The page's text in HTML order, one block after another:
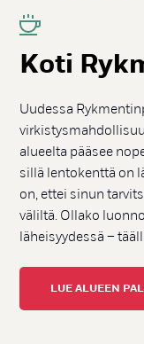
Ko­ti
Uudessa
alueelta pääsee
sillä lentokenttä on
on, ettei sinun
väliltä. Ollako
läheisyydessä –
LUE ALUEEN